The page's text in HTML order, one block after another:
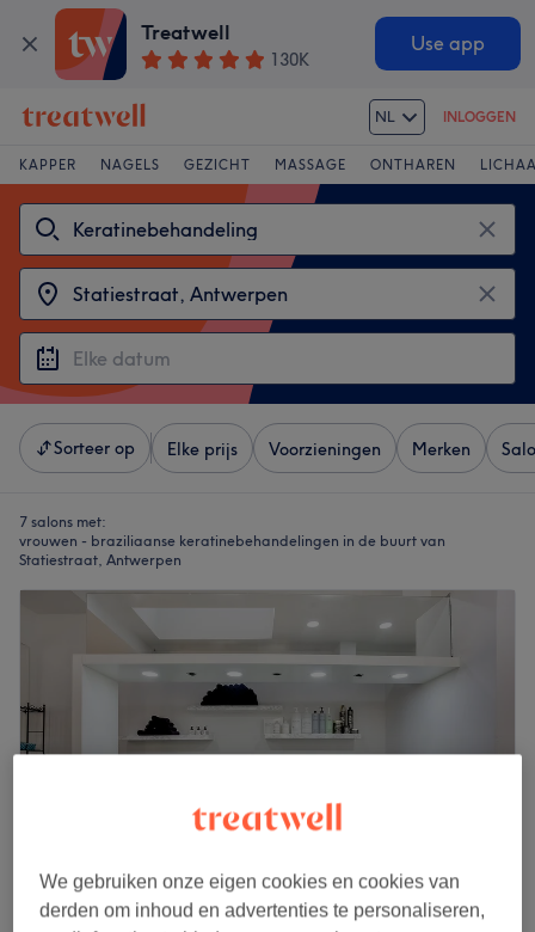
Treatwell
130K
Use app
NL INLOGGEN
KAPPER NAGELS GEZICHT MASSAGE ONTHAREN
Sorteer op Elke prijs Voorzieningen Merken
7 salons met:
vrouwen - braziliaanse keratinebehandelingen in de buurt van
Statiestraat, Antwerpen
We gebruiken onze eigen cookies en cookies van
derden om inhoud en advertenties te personaliseren,